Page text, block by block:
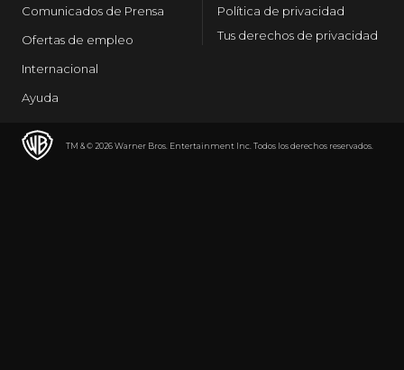
TM & © 2026 Warner Bros. Entertainment Inc. Todos los derechos reservados.
Comunicados de Prensa
Ofertas de empleo
Internacional
Ayuda
Política de privacidad
Tus derechos de privacidad